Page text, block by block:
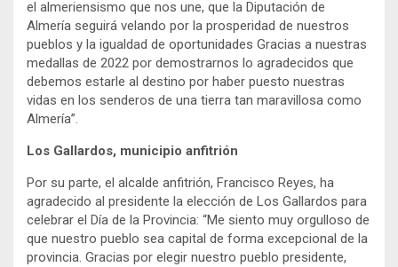
el almeriensismo que nos une, que la Diputación de
Almería seguirá velando por la prosperidad de nuestros
pueblos y la igualdad de oportunidades Gracias a nuestras
medallas de 2022 por demostrarnos lo agradecidos que
debemos estarle al destino por haber puesto nuestras
vidas en los senderos de una tierra tan maravillosa como
Almería”.
Los Gallardos, municipio anfitrión
Por su parte, el alcalde anfitrión, Francisco Reyes, ha
agradecido al presidente la elección de Los Gallardos para
celebrar el Día de la Provincia: “Me siento muy orgulloso de
que nuestro pueblo sea capital de forma excepcional de la
provincia. Gracias por elegir nuestro pueblo presidente,